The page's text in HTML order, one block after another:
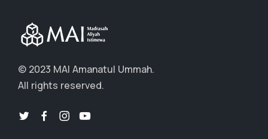
© 2023 MAI Amanatul Ummah.
All rights reserved.